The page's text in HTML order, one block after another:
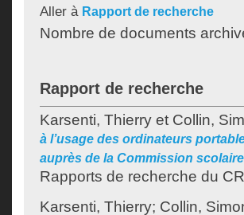
Aller à Rapport de recherche
Nombre de documents
Rapport de recherche
Karsenti, Thierry et Collin,
à l’usage des ordinateurs
auprès de la Commission
Rapports de recherche du
Karsenti, Thierry; Collin,